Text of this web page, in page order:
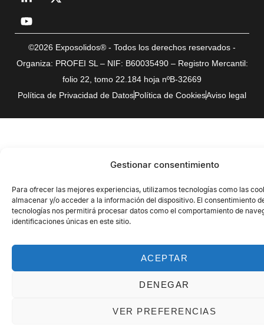
Gestionar consentimiento
Para ofrecer las mejores experiencias, utilizamos tecnologías como las
almacenar y/o acceder a la información del dispositivo. El consentimiento
tecnologías nos permitirá procesar datos como el comportamiento de
identificaciones únicas en este sitio.
ACEPTAR
DENEGAR
VER PREFERENCIAS
©2026 Exposolidos® - Todos los derechos reservados -
Organiza: PROFEI SL – NIF: B60035490 – Registro Mercantil:
folio 22, tomo 22.184 hoja nºB-32669
Política de Privacidad de DatosPolítica de CookiesAviso legal